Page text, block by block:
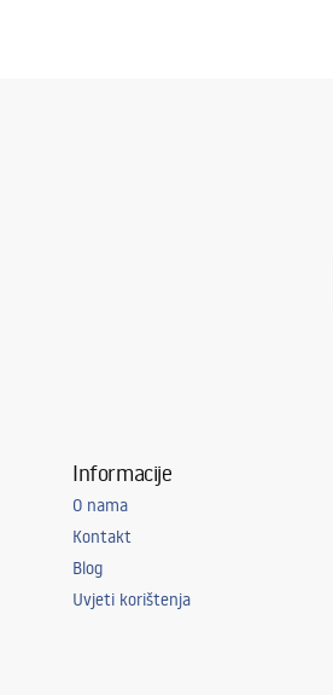
Informacije
O nama
Kontakt
Blog
Uvjeti korištenja